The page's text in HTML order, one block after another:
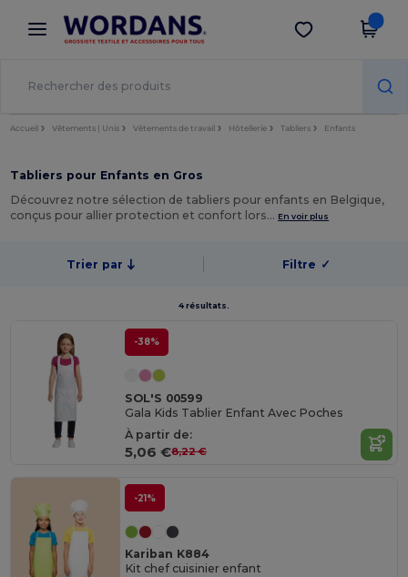
× Appli Wordans
Meilleurs prix sur l’app !
Obtenir l'appli
Accueil Vêtements | Unis Vêtements de travail Hôtellerie Tabliers Enfants
Tabliers pour Enfants en Gros
Découvrez notre sélection de tabliers pour enfants en Belgique,
conçus pour allier protection et confort lors… En voir plus
Trier par Filtre ✓
4 résultats.
-38%
SOL'S 00599
Gala Kids Tablier Enfant Avec Poches
À partir de:
5,06 €8,22 €
-21%
Kariban K884
Kit chef cuisinier enfant